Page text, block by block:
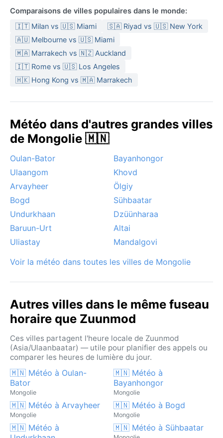
Comparaisons de villes populaires dans le monde:
🇮🇹 Milan vs 🇺🇸 Miami
🇸🇦 Riyad vs 🇺🇸 New York
🇦🇺 Melbourne vs 🇺🇸 Miami
🇲🇦 Marrakech vs 🇳🇿 Auckland
🇮🇹 Rome vs 🇺🇸 Los Angeles
🇭🇰 Hong Kong vs 🇲🇦 Marrakech
Météo dans d'autres grandes villes
de Mongolie 🇲🇳
Oulan-Bator
Bayanhongor
Ulaangom
Khovd
Arvayheer
Ölgiy
Bogd
Sühbaatar
Undurkhaan
Dzüünharaa
Baruun-Urt
Altai
Uliastay
Mandalgovi
Voir la météo dans toutes les villes de Mongolie
Autres villes dans le même fuseau
horaire que Zuunmod
Ces villes partagent l'heure locale de Zuunmod
(Asia/Ulaanbaatar) — utile pour planifier des appels ou
comparer les heures de lumière du jour.
🇲🇳 Météo à Oulan-
Bator
Mongolie
🇲🇳 Météo à
Bayanhongor
Mongolie
🇲🇳 Météo à Arvayheer
Mongolie
🇲🇳 Météo à Bogd
Mongolie
🇲🇳 Météo à
🇲🇳 Météo à Sühbaatar